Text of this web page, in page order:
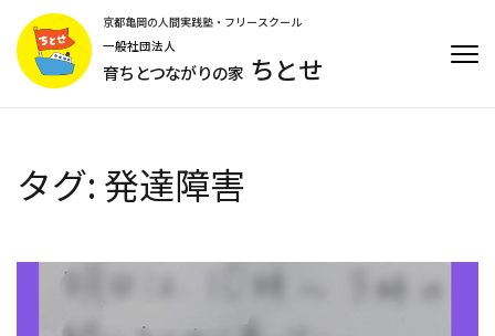
京都亀岡の人間実践塾・フリースクール
一般社団法人
育ちとつながりの家 ちとせ
タグ: 発達障害